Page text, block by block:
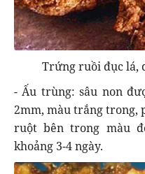
Trứng ruồi đục lá,
- Ấu trùng: sâu non
2mm, màu trắng trong,
ruột bên trong màu
khoảng 3-4 ngày.